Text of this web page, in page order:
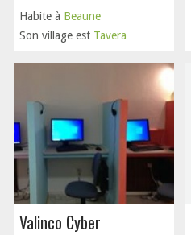
Habite à Beaune
Son village est Tavera
Valinco Cyber